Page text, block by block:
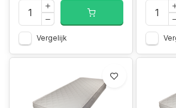
Vergelijk